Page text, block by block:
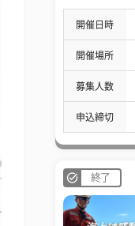
開催日時
開催場所
募集人数
申込締切
終了